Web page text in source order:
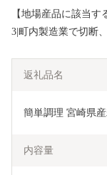
【地場産品に該当す
3|町内製造業で切断
返礼品名
簡単調理 宮崎県
内容量